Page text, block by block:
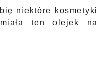
niektóre kosmetyki
ten olejek na